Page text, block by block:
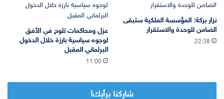
نزار بركة: المؤسسة الملكية ستبقى
الضامن للوحدة والاستقرار
22:38
عزل ومحاكمات تلوح في الأفق
لوجوه سياسية بارزة خلال الدخول
البرلماني المقبل
11:00
شاركنا برأيك!